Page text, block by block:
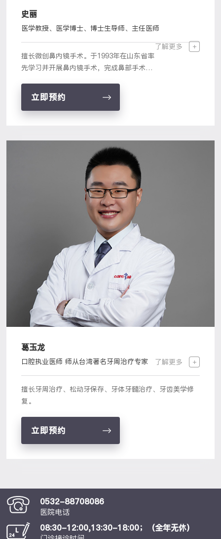
史丽
医学教授、医学博士、博士生导师、主任医师
了解更多
擅长微创鼻内镜手术。于1993年在山东省率
先学习并开展鼻内镜手术，完成鼻部手术数
术、视神经管减压术、鼻腔泪囊吻合术、垂
体瘤切除术等高难度鼻眼相关和鼻颅底等鼻
内镜手术，个...
立即预约
葛玉龙
口腔执业医师 师从台湾著名牙周治疗专家 了解更多
擅长牙周治疗、松动牙保存、牙体牙髓治疗、牙齿美学修
复。
立即预约
0532-88708086
医院电话
08:30-12:00,13:30-18:00；（全年无休）